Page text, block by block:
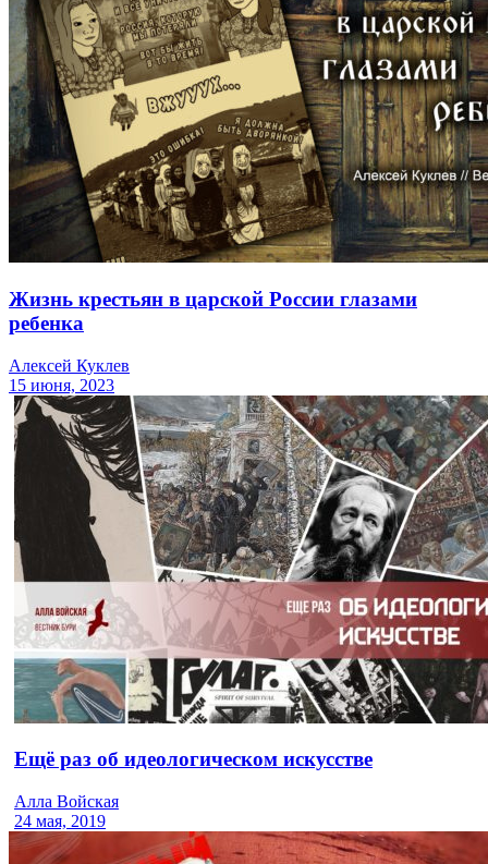
Жизнь крестьян в царской России глазами
ребенка
Алексей Куклев
15 июня, 2023
Ещё раз об идеологическом искусстве
Алла Войская
24 мая, 2019